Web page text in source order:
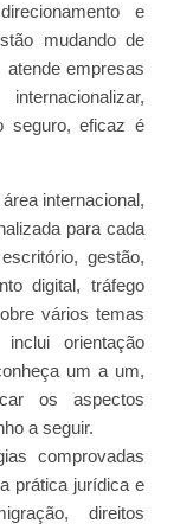
e
mudando de
empresas
seguro, eficaz é
internacional,
para cada
gestão,
digital, tráfego
vários temas
orientação
um a um,
os aspectos
a seguir.
comprovadas
prática jurídica e
direitos